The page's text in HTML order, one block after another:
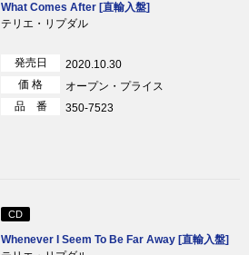
What Comes After [直輸入盤]
テリエ・リプダル
発売日
2020.10.30
価 格
オープン・プライス
品 番
350-7523
CD
Whenever I Seem To Be Far Away [直輸入盤]